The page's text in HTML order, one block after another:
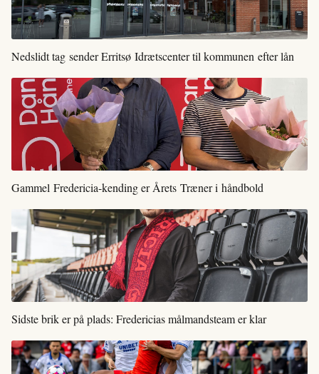
Nedslidt tag sender Erritsø Idrætscenter til kommunen efter lån
Gammel Fredericia-kending er Årets Træner i håndbold
Sidste brik er på plads: Fredericias målmandsteam er klar